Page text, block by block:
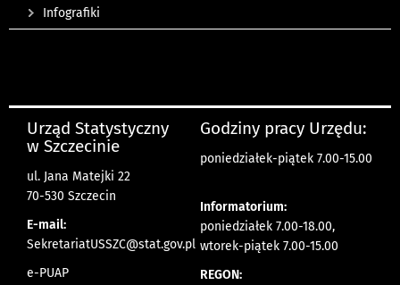
Infografiki
Urząd Statystyczny
w Szczecinie
ul. Jana Matejki 22
70-530 Szczecin
E-mail:
SekretariatUSSZC@stat.gov.pl
e-PUAP
Godziny pracy Urzędu:
poniedziałek-piątek 7.00-15.00
Informatorium:
poniedziałek 7.00-18.00,
wtorek-piątek 7.00-15.00
REGON: